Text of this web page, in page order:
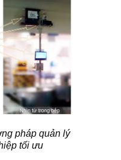
pháp quản lý
tối ưu